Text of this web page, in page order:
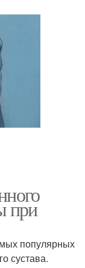
при
популярных
сустава.